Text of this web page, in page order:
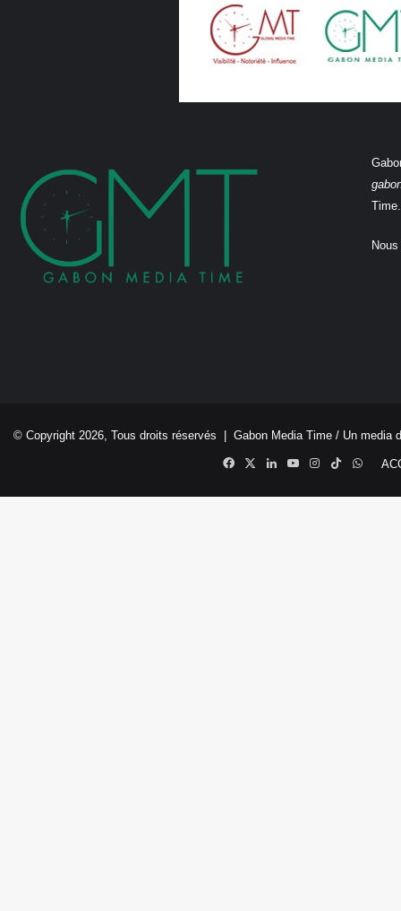
Time.
© Copyright 2026, Tous droits réservés | Gabon Media Time / Un media
Facebook
X LinkedinYouTubeInstagram
TikTok